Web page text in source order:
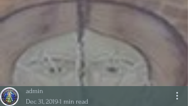
admin
Dec 31, 20191 min read